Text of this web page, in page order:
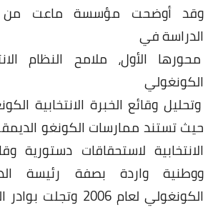
وقد أوضحت مؤسسة ماعت من
الدراسة في
محورها الأول، ملامح النظام
الكونغولي
وتحليل وقائع الخبرة الانتخابية
حيث تستند ممارسات الكونغو
الانتخابية لاستحقاقات دستورية
ووطنية واردة بصفة رئيسة
الكونغولي لعام 2006 وتجلت